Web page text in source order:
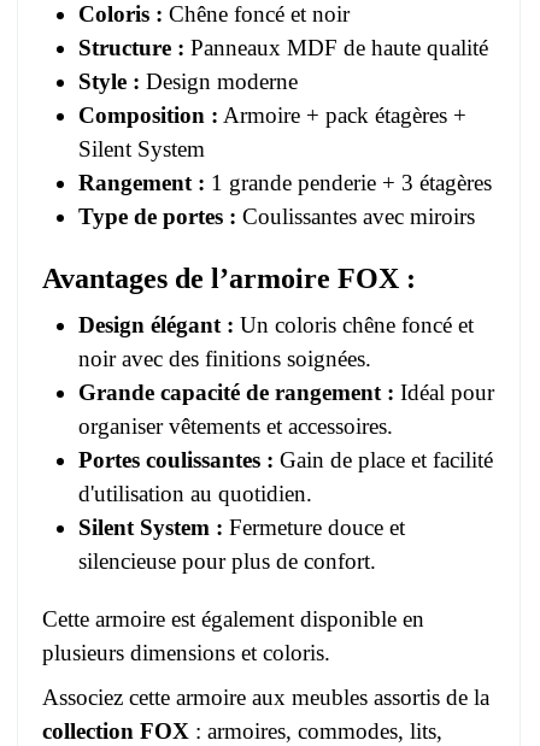
Coloris : Chêne foncé et noir
Structure : Panneaux MDF de haute qualité
Style : Design moderne
Composition : Armoire + pack étagères +
Silent System
Rangement : 1 grande penderie + 3 étagères
Type de portes : Coulissantes avec miroirs
Avantages de l’armoire FOX :
Design élégant : Un coloris chêne foncé et
noir avec des finitions soignées.
Grande capacité de rangement : Idéal pour
organiser vêtements et accessoires.
Portes coulissantes : Gain de place et facilité
d'utilisation au quotidien.
Silent System : Fermeture douce et
silencieuse pour plus de confort.
Cette armoire est également disponible en
plusieurs dimensions et coloris.
Associez cette armoire aux meubles assortis de la
collection FOX : armoires, commodes, lits,